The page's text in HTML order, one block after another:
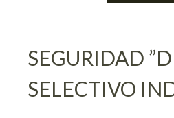
SEGURIDAD
SELECTIVO